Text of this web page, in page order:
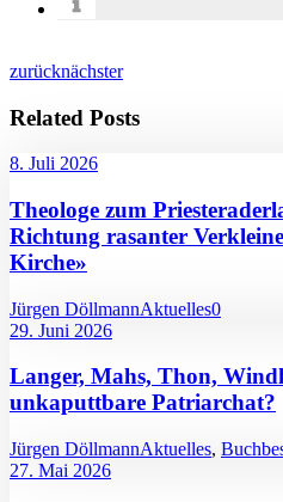
zurücknächster
Related Posts
8. Juli 2026
Theologe zum
Richtung rasanter
Kirche»
Jürgen DöllmannAktuelles0
29. Juni 2026
Langer, Mahs, Thon,
unkaputtbare Patriarchat?
Jürgen DöllmannAktuelles,
27. Mai 2026